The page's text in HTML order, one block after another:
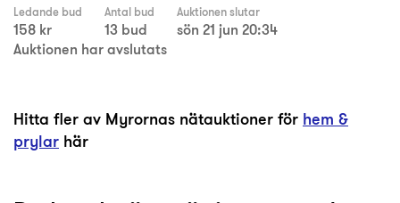
Ledande bud
158 kr
Antal bud
13 bud
Auktionen slutar
sön 21 jun 20:34
Auktionen har avslutats
Hitta fler av Myrornas nätauktioner för hem &
prylar här